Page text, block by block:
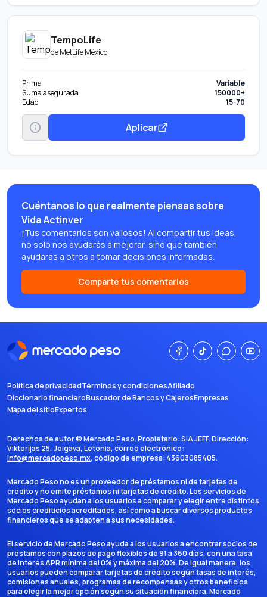
TempoLife
deMetLife México
Prima
Variable
Suma asegurada
150000+
Edad
15-70
Aplicar
Cuéntanos lo que realmente piensas sobre
Vida Actinver
¡Tus comentarios son valiosos! Al compartir tus ideas,
no solo nos ayudarás a mejorar, sino que también
ayudarás a otros a tomar decisiones informadas.
Comparte tus comentarios
Política de privacidadTérminos y condicionesAfiliado
Diccionario financieroBuscador de Bancos y CajerosEmpresas
Mapa del sitioExpertos
Derechos de autor ©Mercado Peso. Propietario:SIA JEFF. Dirección:
Viktorijas 25, Jelgava, Letonia, correo electrónico:
info@mercadopeso.mx, código de empresa: 43603085405.
Mercado Peso no es un proveedor de préstamos ni de tarjetas de
crédito y no emite préstamos ni tarjetas de crédito. Los servicios de
Mercado Peso ayudan a los usuarios a comparar y elegir entre distintos
socios crediticios acreditados, así como a buscar diversos productos
financieros que se adapten a sus necesidades.
El servicio de Mercado Peso ayuda a los usuarios a encontrar socios de
préstamos con plazos de pago flexibles de 91 a 360 días, con una tasa
de interés APR mínima del 0% y máxima del 20%. De igual manera, los
usuarios pueden comparar tarjetas de crédito según tasas de interés,
comisiones anuales, programas de recompensas y otros beneficios
para elegir la mejor opción según su situación financiera. Mercado